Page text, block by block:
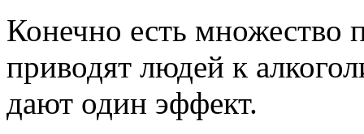
Конечно есть множество
приводят людей к
дают один эффект.